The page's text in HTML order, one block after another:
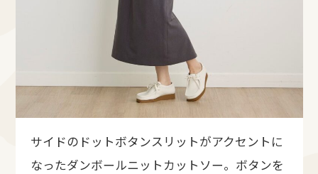
サイドのドットボタンスリットがアクセントに
なったダンボールニットカットソー。ボタンを